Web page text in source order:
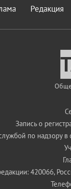
Редакция
Запись о
по надзору
420066,